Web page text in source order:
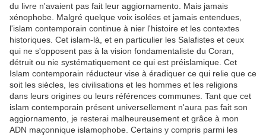
du livre n'avaient pas fait leur aggiornamento. Mais jamais
xénophobe. Malgré quelque voix isolées et jamais entendues,
l'islam contemporain continue à nier l'histoire et les contextes
historiques. Cet islam-là, et en particulier les Salafistes et ceux
qui ne s'opposent pas à la vision fondamentaliste du Coran,
détruit ou nie systématiquement ce qui est préislamique. Cet
Islam contemporain réducteur vise à éradiquer ce qui relie que ce
soit les siècles, les civilisations et les hommes et les religions
dans leurs origines ou leurs références communes. Tant que cet
islam contemporain présent universellement n'aura pas fait son
aggiornamento, je resterai malheureusement et grâce à mon
ADN maçonnique islamophobe. Certains y compris parmi les